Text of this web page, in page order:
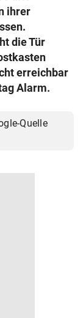
ihrer
die Tür
erreichbar
Alarm.
Quelle